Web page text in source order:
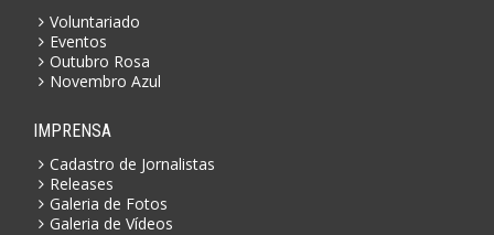
Voluntariado
Eventos
Outubro Rosa
Novembro Azul
IMPRENSA
Cadastro de Jornalistas
Releases
Galeria de Fotos
Galeria de Vídeos